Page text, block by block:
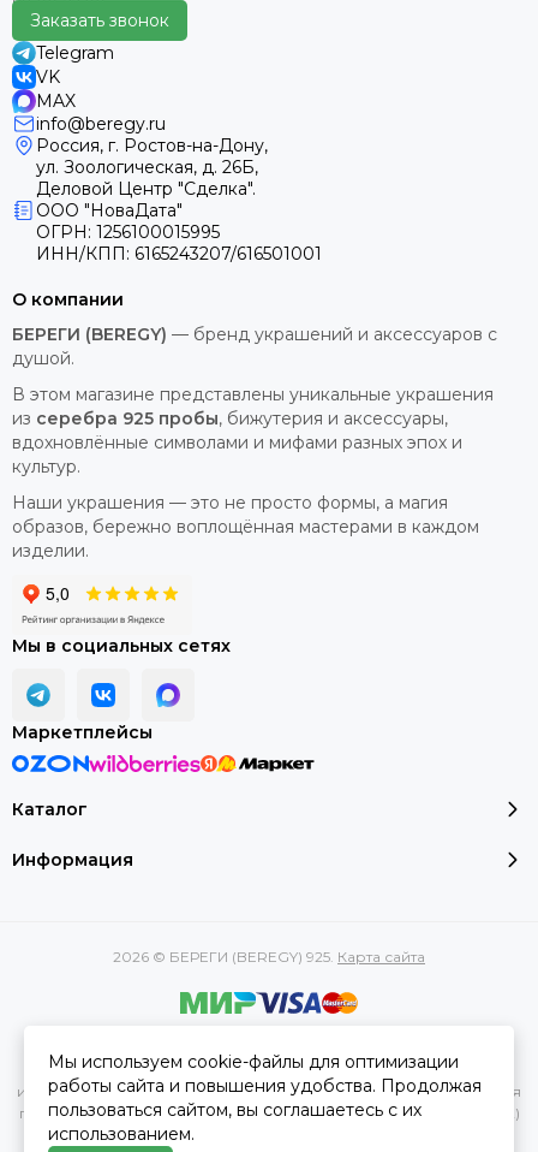
Заказать звонок
Telegram
VK
MAX
info@beregy.ru
Россия, г. Ростов-на-Дону,
ул. Зоологическая, д. 26Б,
Деловой Центр "Сделка".
ООО "НоваДата"
ОГРН: 1256100015995
ИНН/КПП: 6165243207/616501001
Каталог
Информация
О компании
БЕРЕГИ (BEREGY) — бренд украшений и аксессуаров с
душой.
В этом магазине представлены уникальные украшения
из серебра 925 пробы, бижутерия и аксессуары,
вдохновлённые символами и мифами разных эпох и
культур.
Наши украшения — это не просто формы, а магия
образов, бережно воплощённая мастерами в каждом
изделии.
Мы в социальных сетях
Маркетплейсы
2026 © БЕРЕГИ (BEREGY) 925. Карта сайта
характеристик, стоимости товаров и услуг, носит
информационный характер и ни при каких условиях не является
публичной офертой, определяемой положениями Статьи 437(2)
Гражданского кодекса РФ.
Мы используем cookie-файлы для оптимизации
работы сайта и повышения удобства. Продолжая
пользоваться сайтом, вы соглашаетесь с их
использованием.